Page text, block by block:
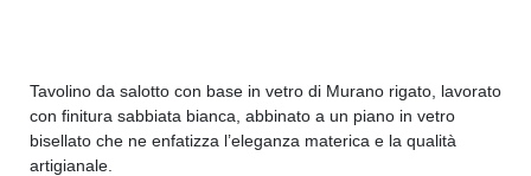
Tavolino da salotto con base in vetro di Murano rigato, lavorato
con finitura sabbiata bianca, abbinato a un piano in vetro
bisellato che ne enfatizza l’eleganza materica e la qualità
artigianale.